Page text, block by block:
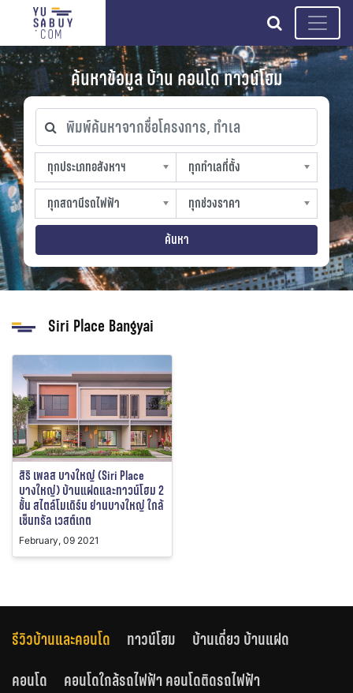
search
ค้นหาข้อมูล บ้าน คอนโด ทาวน์โฮม
พิมพ์ค้นหาจากชื่อโครงการ, ทำเล
ทุกประเภทอสังหาฯ
ทุกประเภทอสังหาฯ
sproperty
ทุกทำเลที่ตั้ง
ทุกทำเลที่ตั้ง
slocation
ทุกสถานีรถไฟฟ้า
ทุกสถานีรถไฟฟ้า
strain-station
ทุกช่วงราคา
ทุกช่วงราคา
sprice
ค้นหา
Siri Place Bangyai
สิริ เพลส บางใหญ่ (Siri Place
บางใหญ่) บ้านแฝดและทาวน์โฮม 2
ชั้น สไตล์โมเดิร์น ย่านบางใหญ่ ใกล้
เซ็นทรัล เวสต์เกต
February, 09 2021
รีวิวบ้านและคอนโด ทาวน์โฮม
บ้านเดี่ยว บ้านแฝด
คอนโด
คอนโดใกล้รถไฟฟ้า คอนโดติดรถไฟฟ้า